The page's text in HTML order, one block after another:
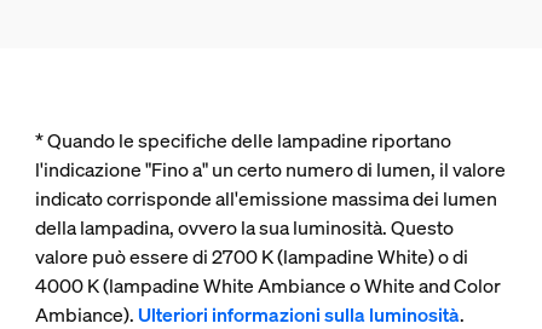
* Quando le specifiche delle lampadine riportano
l'indicazione "Fino a" un certo numero di lumen, il valore
indicato corrisponde all'emissione massima dei lumen
della lampadina, ovvero la sua luminosità. Questo
valore può essere di 2700 K (lampadine White) o di
4000 K (lampadine White Ambiance o White and Color
Ambiance).Ulteriori informazioni sulla luminosità.